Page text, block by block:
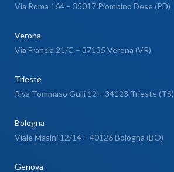
Via Roma 164 – 35017 Piombino Dese (PD)
Verona
Via Francia 21/C – 37135 Verona (VR)
Trieste
Riva Tommaso Gulli 12 – 34123 Trieste (TS)
Bologna
Viale Masini 12/14 – 40126 Bologna (BO)
Genova